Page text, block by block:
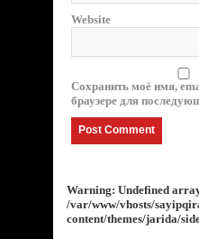
Website
Сохранить моё имя,
браузере для
Warning: Undefined
/var/www/vhosts/
content/themes/jarida/